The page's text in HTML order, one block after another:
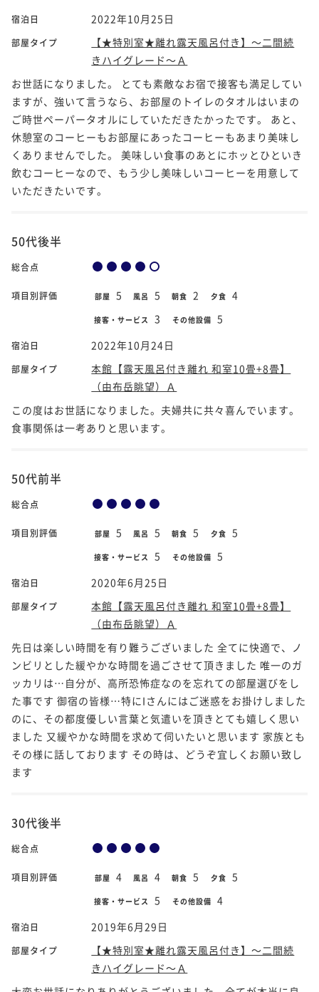
宿泊日 2022年10月25日
部屋タイプ
【★特別室★離れ露天風呂付き】～二間続
きハイグレード～Ａ
お世話になりました。 とても素敵なお宿で接客も満足してい
ますが、強いて言うなら、お部屋のトイレのタオルはいまの
ご時世ペーパータオルにしていただきたかったです。 あと、
休憩室のコーヒーもお部屋にあったコーヒーもあまり美味し
くありませんでした。 美味しい食事のあとにホッとひといき
飲むコーヒーなので、もう少し美味しいコーヒーを用意して
いただきたいです。
50代後半
総合点
項目別評価 部屋 5 風呂 5 朝食 2 夕食 4
接客・サービス 3 その他設備 5
宿泊日 2022年10月24日
部屋タイプ
本館【露天風呂付き離れ 和室10畳+8畳】
（由布岳眺望）Ａ
この度はお世話になりました。夫婦共に共々喜んでいます。
食事関係は一考ありと思います。
50代前半
総合点
項目別評価 部屋 5 風呂 5 朝食 5 夕食 5
接客・サービス 5 その他設備 5
宿泊日 2020年6月25日
部屋タイプ
本館【露天風呂付き離れ 和室10畳+8畳】
（由布岳眺望）Ａ
先日は楽しい時間を有り難うございました 全てに快適で、ノ
ンビリとした緩やかな時間を過ごさせて頂きました 唯一のガ
ッカリは…自分が、高所恐怖症なのを忘れての部屋選びをし
た事です 御宿の皆様…特にIさんにはご迷惑をお掛けしました
のに、その都度優しい言葉と気遣いを頂きとても嬉しく思い
ました 又緩やかな時間を求めて伺いたいと思います 家族とも
その様に話しております その時は、どうぞ宜しくお願い致し
ます
30代後半
総合点
項目別評価 部屋 4 風呂 4 朝食 5 夕食 5
接客・サービス 5 その他設備 4
宿泊日 2019年6月29日
部屋タイプ
【★特別室★離れ露天風呂付き】～二間続
きハイグレード～Ａ